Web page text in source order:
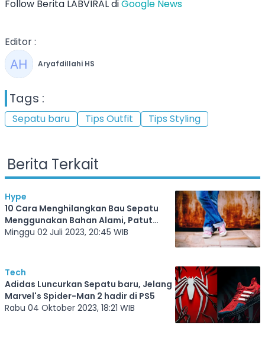
Follow Berita LABVIRAL diGoogle News
Editor :
Aryafdillahi HS
Tags :
Sepatu baru Tips Outfit Tips Styling
Berita Terkait
Hype
10 Cara Menghilangkan Bau Sepatu
Menggunakan Bahan Alami, Patut
Kamu Coba!
Minggu 02 Juli 2023, 20:45 WIB
Tech
Adidas Luncurkan Sepatu baru, Jelang
Marvel's Spider-Man 2 hadir di PS5
Rabu 04 Oktober 2023, 18:21 WIB